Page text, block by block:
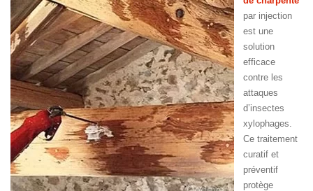
par injection
est une
solution
efficace
contre les
attaques
d’insectes
xylophages.
Ce traitement
curatif et
préventif
protège